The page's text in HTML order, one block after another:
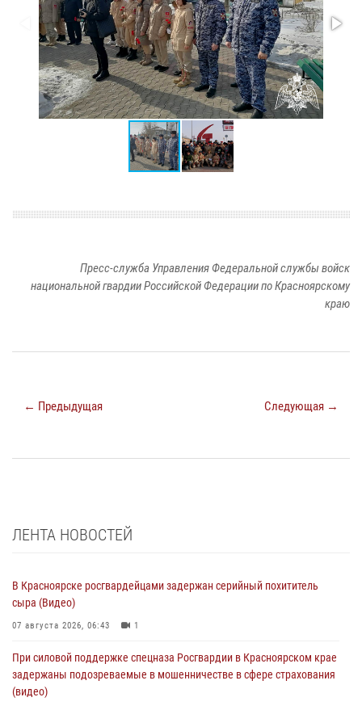
Пресс-служба Управления Федеральной службы войск
национальной гвардии Российской Федерации по Красноярскому
краю
← Предыдущая Следующая →
ЛЕНТА НОВОСТЕЙ
В Красноярске росгвардейцами задержан серийный похититель
сыра (Видео)
07 августа 2026, 06:43 1
При силовой поддержке спецназа Росгвардии в Красноярском крае
задержаны подозреваемые в мошенничестве в сфере страхования
(видео)